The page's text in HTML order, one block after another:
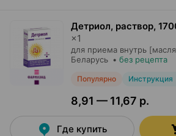
Детриол, раствор,
×1
для приема внутрь
Беларусь • без рецепта
Популярно Инструкция
8,91 — 11,67 р.
Где купить